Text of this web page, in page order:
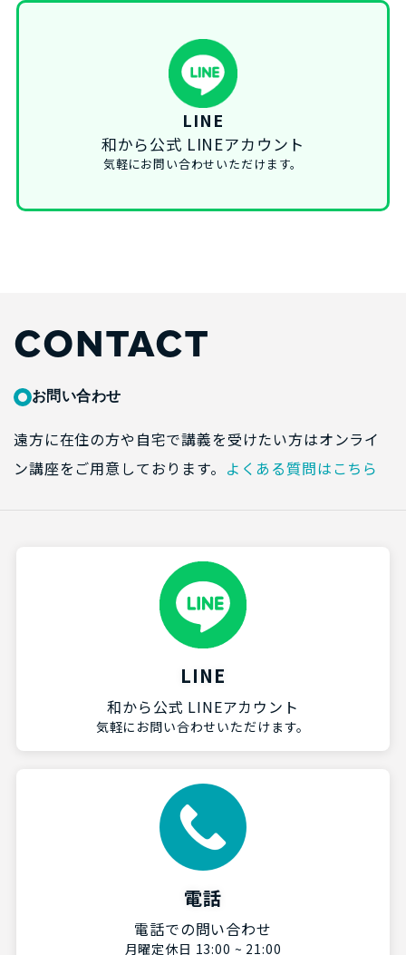
LINE
和から公式 LINEアカウント
気軽にお問い合わせいただけます。
CONTACT
お問い合わせ
遠方に在住の方や自宅で講義を受けたい方はオンライ
ン講座をご用意しております。 よくある質問はこちら
LINE
和から公式 LINEアカウント
気軽にお問い合わせいただけます。
電話
電話での問い合わせ
月曜定休日 13:00 ~ 21:00